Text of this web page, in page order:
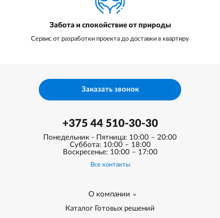
Забота и спокойствие от природы
Сервис от разработки проекта до доставки в квартиру
+375 44 510-30-30
Понедельник - Пятница: 10:00 – 20:00
Суббота: 10:00 – 18:00
Воскресенье: 10:00 – 17:00
Все контакты
О компании
Каталог Готовых решений
Заказать звонок